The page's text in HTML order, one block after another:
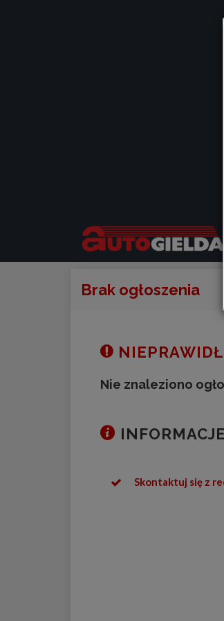
Brak ogłoszenia
Nie znaleziono
INFORMACJE
Skontaktuj się z